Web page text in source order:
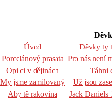
Úvod
Děvky ty
Porcelánový prasata Pro nás není
Opilci v dějinách
Táhni
My jsme zamilovaný
Už jsou
Aby tě rakovina
Jack Daniels